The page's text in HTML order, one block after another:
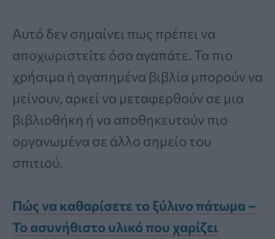
Αυτό δεν σημαίνει πως πρέπει να
αποχωριστείτε όσα αγαπάτε. Τα πιο
χρήσιμα ή αγαπημένα βιβλία μπορούν να
μείνουν, αρκεί να μεταφερθούν σε μια
βιβλιοθήκη ή να αποθηκευτούν πιο
οργανωμένα σε άλλο σημείο του
σπιτιού.
Πώς να καθαρίσετε το ξύλινο πάτωμα –
Το ασυνήθιστο υλικό που χαρίζει